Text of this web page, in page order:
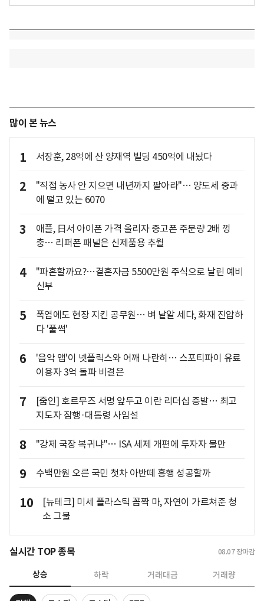
많이 본 뉴스
1 서장훈, 28억에 산 양재역 빌딩 450억에 내놨다
2
"직접 농사 안 지으면 내년까지 팔아라"… 양도세 중과
에 떨고 있는 6070
3
애플, 日서 아이폰 가격 올리자 중고폰 주문량 2배 껑
충… 리퍼폰 패널은 신제품용 추월
4
"파혼할까요?…결혼자금 5500만원 주식으로 날린 예비
신부
5
폭염에도 현장 지킨 공무원… 벼 낱알 세다, 화재 진압하
다 '풀썩'
6
'음악 앱'이 넷플릭스와 어깨 나란히… 스포티파이 유료
이용자 3억 돌파 비결은
7
[줌인] 호르무즈 서명 앞두고 이란 리더십 증발… 최고
지도자 잠행·대통령 사임설
8 "강제 국장 복귀냐"… ISA 세제 개편에 투자자 불만
9 수백만원 오른 국민 첫차 아반떼 흥행 성공할까
10
[뉴테크] 미세 플라스틱 꼼짝 마, 자연이 가르쳐준 청
소 그물
실시간 TOP 종목 08.07 장마감
상승 하락 거래대금 거래량